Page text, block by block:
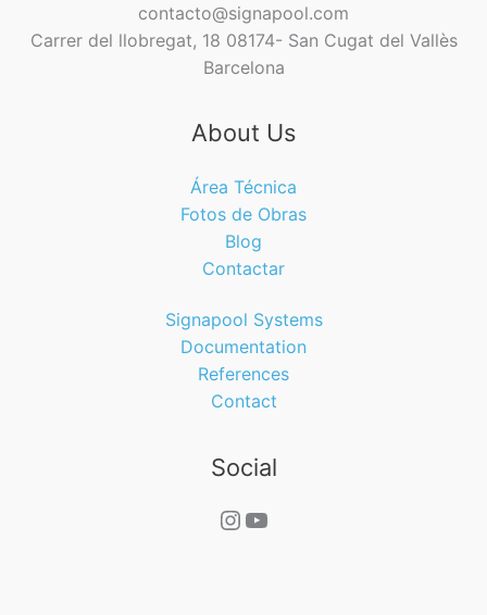
contacto@signapool.com
Carrer del llobregat, 18 08174- San Cugat del Vallès
Barcelona
About Us
Área Técnica
Fotos de Obras
Blog
Contactar
Signapool Systems
Documentation
References
Contact
Social
Instagram
YouTube